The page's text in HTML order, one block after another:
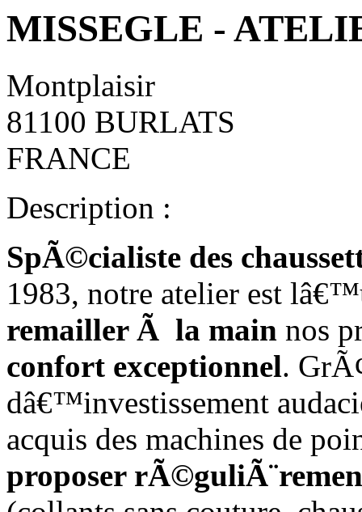
MISSEGLE -
Montplaisir
81100 BURLATS
FRANCE
Description :
SpÃ©cialiste des
1983, notre atelier est
remailler Ã la main nos
confort exceptionnel.
dâ€™investissement
acquis des machines de
proposer